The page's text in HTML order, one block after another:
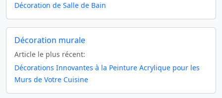
Décoration de Salle de Bain
Décoration murale
Article le plus récent:
Décorations Innovantes à la Peinture Acrylique pour les
Murs de Votre Cuisine